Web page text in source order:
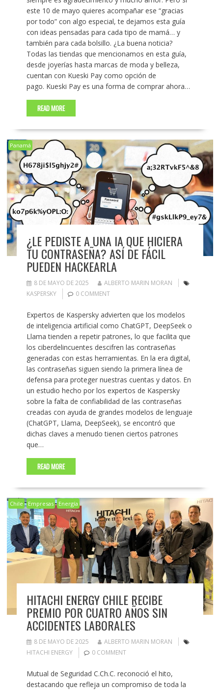
este 10 de mayo quieres acompañar ese “gracias
por todo” con algo especial, te dejamos esta guía
con ideas pensadas para cada tipo de mamá… y
también para cada bolsillo. ¿La buena noticia?
Todas las tiendas que mencionamos en esta guía,
desde joyerías hasta marcas de moda y belleza,
cuentan con Kueski Pay como opción de
pago. Kueski Pay es una forma de comprar ahora…
READ MORE
Panamá
¿LE PEDISTE A UNA IA QUE HICIERA
TU CONTRASEÑA? ASÍ DE FÁCIL
PUEDEN HACKEARLA
8 DE MAYO DE 2025
ALBERTO MARIN MORAN
KASPERSKY
0 COMMENT
Expertos de Kaspersky advierten que los modelos
de inteligencia artificial como ChatGPT, DeepSeek o
Llama tienden a repetir patrones, lo que facilita que
los ciberdelincuentes descifren las contraseñas
generadas con estas herramientas. En la era digital,
las contraseñas siguen siendo la primera línea de
defensa para proteger nuestras cuentas y datos. En
un estudio hecho por los expertos de Kaspersky
sobre la falta de confiabilidad de las contraseñas
creadas con ayuda de grandes modelos de lenguaje
(ChatGPT, Llama, DeepSeek), se encontró que
dichas claves a menudo tienen ciertos patrones
que…
READ MORE
Chile Empresas Energía
HITACHI ENERGY CHILE RECIBE
PREMIO POR CUATRO AÑOS SIN
ACCIDENTES LABORALES
8 DE MAYO DE 2025
ALBERTO MARIN MORAN
HITACHI ENERGY
0 COMMENT
Mutual de Seguridad C.Ch.C. reconoció el hito,
destacando que refleja un compromiso de toda la